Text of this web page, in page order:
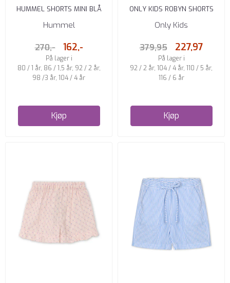
HUMMEL SHORTS MINI BLÅ
Hummel
270,- 162,-
På lager i
80 / 1 år, 86 / 1,5 år, 92 / 2 år,
98 /3 år, 104 / 4 år
Kjøp
ONLY KIDS ROBYN SHORTS
STRAIGHT FIT LIGHT BLUE ...
Only Kids
379,95 227,97
På lager i
92 / 2 år, 104 / 4 år, 110 / 5 år,
116 / 6 år
Kjøp